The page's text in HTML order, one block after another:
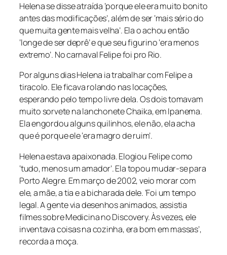
Helena se disse atraída ‘porque ele era muito bonito
antes das modificações’, além de ser ‘mais sério do
que muita gente mais velha’. Ela o achou então
‘longe de ser deprê’ e que seu figurino ‘era menos
extremo’. No carnaval Felipe foi pro Rio.
Por alguns dias Helena ia trabalhar com Felipe a
tiracolo. Ele ficava rolando nas locações,
esperando pelo tempo livre dela. Os dois tomavam
muito sorvete na lanchonete Chaika, em Ipanema.
Ela engordou alguns quilinhos, ele não, ela acha
que é porque ele ‘era magro de ruim’.
Helena estava apaixonada. Elogiou Felipe como
‘tudo, menos um amador’. Ela topou mudar-se para
Porto Alegre. Em março de 2002, veio morar com
ele, a mãe, a tia e a bicharada dele. ‘Foi um tempo
legal. A gente via desenhos animados, assistia
filmes sobre Medicina no Discovery. Às vezes, ele
inventava coisas na cozinha, era bom em massas’,
recorda a moça.